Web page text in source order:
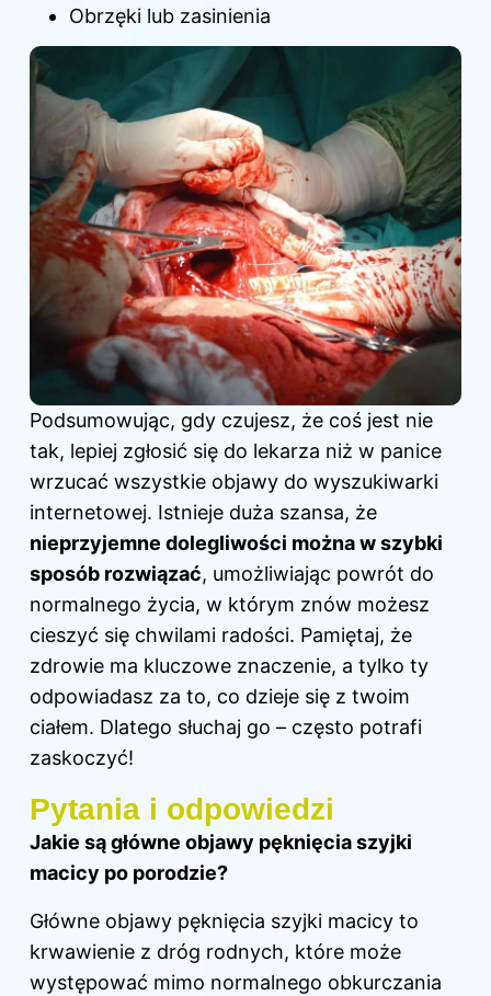
Obrzęki lub zasinienia
Podsumowując, gdy czujesz, że coś jest nie
tak, lepiej zgłosić się do lekarza niż w panice
wrzucać wszystkie objawy do wyszukiwarki
internetowej. Istnieje duża szansa, że
nieprzyjemne dolegliwości można w szybki
sposób rozwiązać, umożliwiając powrót do
normalnego życia, w którym znów możesz
cieszyć się chwilami radości. Pamiętaj, że
zdrowie ma kluczowe znaczenie, a tylko ty
odpowiadasz za to, co dzieje się z twoim
ciałem. Dlatego słuchaj go – często potrafi
zaskoczyć!
Pytania i odpowiedzi
Jakie są główne objawy pęknięcia szyjki
macicy po porodzie?
Główne objawy pęknięcia szyjki macicy to
krwawienie z dróg rodnych, które może
występować mimo normalnego obkurczania